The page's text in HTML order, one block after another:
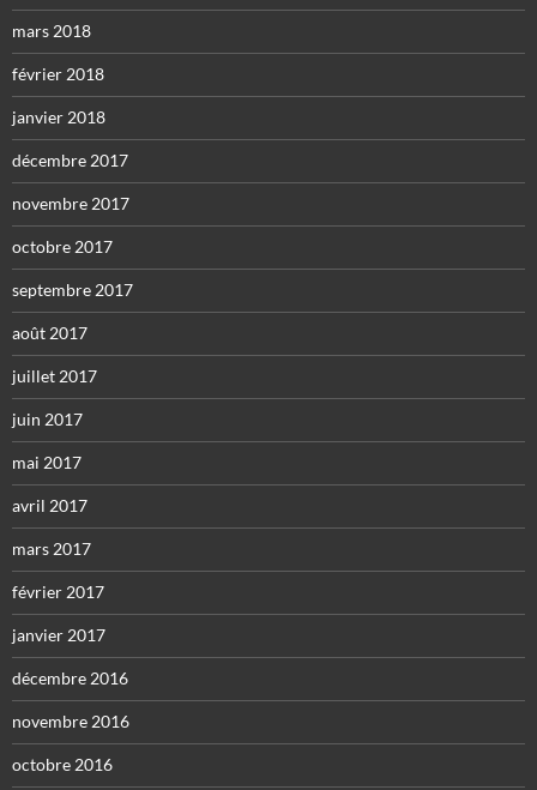
mars 2018
février 2018
janvier 2018
décembre 2017
novembre 2017
octobre 2017
septembre 2017
août 2017
juillet 2017
juin 2017
mai 2017
avril 2017
mars 2017
février 2017
janvier 2017
décembre 2016
novembre 2016
octobre 2016